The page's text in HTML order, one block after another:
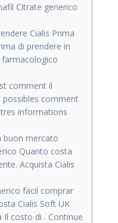
Citrate generico
Cialis Prima
di prendere in
comment il
comment
informations
buon mercato
Quanto costa
Acquista Cialis
facil comprar
Cialis Soft UK
Il costo di . Continue